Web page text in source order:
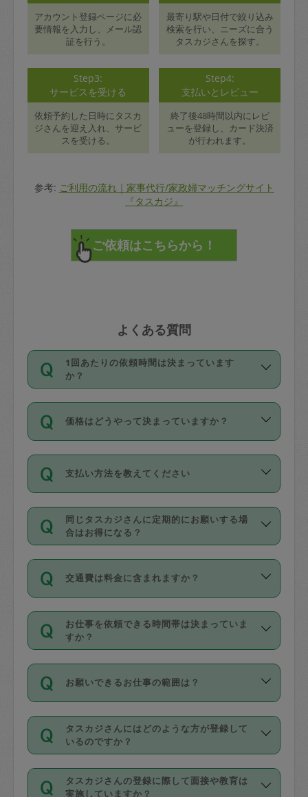
アカウント登録ページに必
要情報を入力し、メール認
証を行う。
最寄り駅や日付で絞り込み
検索を行い、ニーズに合う
タスカジさんを探す。
Step3:
サービスを受ける
依頼予約した日時にタスカ
ジさんを迎え入れ、サービ
スを受ける。
Step4:
支払いとレビュー
終了後48時間以内にレビ
ューを登録し、カード決済
が行われます。
参考: ご利用の流れ｜家事代行/家政婦マッチングサイト
『タスカジ』
よくある質問
1回あたりの依頼時間は決まっています
か？
依頼1回につき3時間固定です。3時間を
超えて依頼したい場合は、延長機能をご
利用ください。機能をご利用いただくに
の上事前申請することが必要です。な
お、3時間を下回っても、値引き等はござ
いません。
価格はどうやって決まっていますか？
11種類の価格帯の中からタスカジさん自
身が価格を選んで設定しています。
タスカジさんの価格設定には最初は制限
があり、レビュー件数、レビューの平均
値、などで除々に設定可能な最高額が上
がっていく仕組みになっています。
支払い方法を教えてください
お支払方法はクレジットカード（Visa／
Master／JCB／AMERICAN EXPRESS／
Diners Club）のみとなります。
を行う際にご入力ください。プロフィー
ル登録時にはご入力いただかなくても大
丈夫です。
デビットカード・プリペイドカード（Vプ
リカ、au WALLETなど）は支払にはご利
銀行振込や現金払いも対応していませ
なお、タスカジさんの交通費も、依頼料
金のご請求と合わせてお支払いとなりま
動計算で表示されます。
同じタスカジさんに定期的にお願いする場
合はお得になる？
依頼には「スポット」と「定期（毎週｜
隔週）」があり、「定期」の依頼は「ス
ポット」よりお得な料金でご利用できま
す。
定期の最低利用回数は設けていない代わ
りに、一定数を超えたキャンセルは有償
（例：毎週定期の場合は３回以上のキャ
ンセルが有償（1200円、隔週定期の場合
は２回以上のキャンセルが有償（1200
交通費は料金に含まれますか？
交通費は依頼料金とは別途発生し、依頼
料金のご請求と合わせてお支払いとなり
ます。交通費の金額は「依頼の詳細」に
お仕事を依頼できる時間帯は決まっていま
すか？
時間帯は3種類あります。いずれも１回あ
たり３時間です。
・ＡＭ ９時～１２時
・ＰＭ １３時～１６時
・夜 １８時～２１時
開始時間を２時間前後変更することが可
お願いできるお仕事の範囲は？
掃除、整理収納、洗濯、買い物、料理、
作り置きです。タスカジさんによってで
きる仕事の範囲が異なりますので、依頼
する前にタスカジさんのプロフィールで
確認してください。
タスカジさんにはどのような方が登録して
いるのですか？
主婦として長年の家事経験をお持ちの
方、栄養士・調理師といった資格者で保
タスカジさんの登録に際して面接や教育は
実施していますか？